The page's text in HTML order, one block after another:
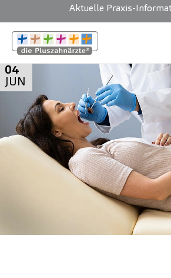
Zum Hauptinhalt springen
Aktuelle Praxis-
04
JUN